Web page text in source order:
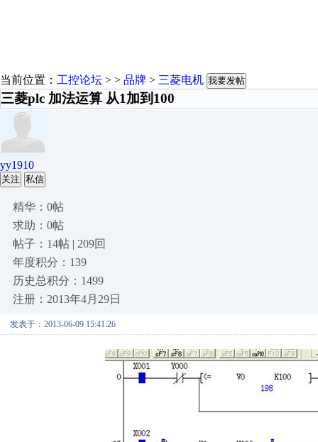
当前位置： 工控论坛 > > 品牌 > 三菱电机 我要发帖
三菱plc 加法运算 从1加到100
yy1910
关注 私信
精华：0帖
求助：0帖
帖子：14帖 | 209回
年度积分：139
历史总积分：1499
注册：2013年4月29日
发表于：2013-06-09 15:41:26